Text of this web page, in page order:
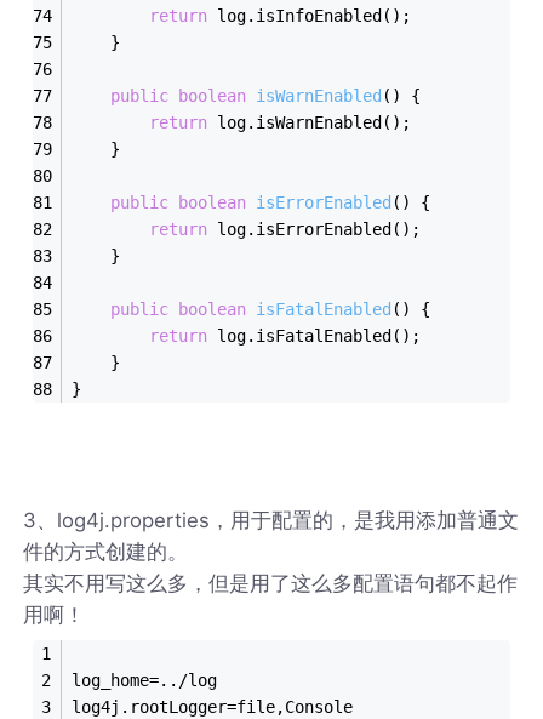
return log.isInfoEnabled();
    }
public boolean isWarnEnabled ()
{
return log.isWarnEnabled();
    }
public boolean isErrorEnabled ()
{
return log.isErrorEnabled();
    }
public boolean isFatalEnabled ()
{
return log.isFatalEnabled();
    }
}
3、log4j.properties，用于配置的，是我用添加普通文
件的方式创建的。
其实不用写这么多，但是用了这么多配置语句都不起作
用啊！
log_home=../log
log4j.rootLogger=file,Console